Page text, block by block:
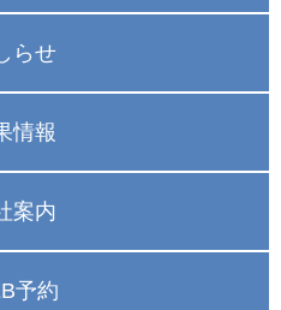
らせ
情報
案内
予約